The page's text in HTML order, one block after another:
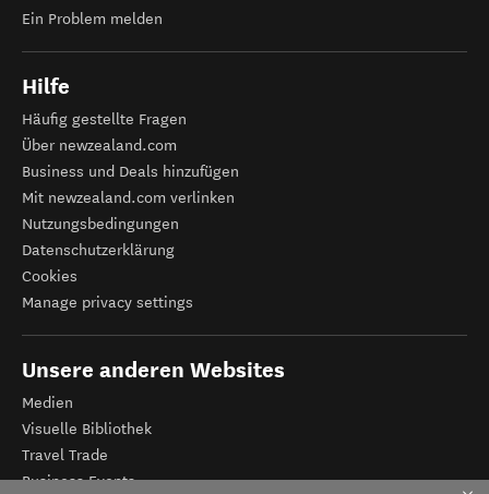
Ein Problem melden
Hilfe
Häufig gestellte Fragen
Über newzealand.com
Business und Deals hinzufügen
Mit newzealand.com verlinken
Nutzungsbedingungen
Datenschutzerklärung
Cookies
Manage privacy settings
Unsere anderen Websites
Medien
Visuelle Bibliothek
Travel Trade
Business Events